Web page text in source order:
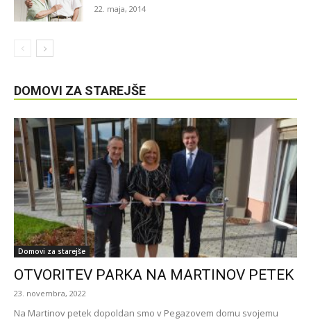
22. maja, 2014
DOMOVI ZA STAREJŠE
Domovi za starejše
OTVORITEV PARKA NA MARTINOV PETEK
23. novembra, 2022
Na Martinov petek dopoldan smo v Pegazovem domu svojemu